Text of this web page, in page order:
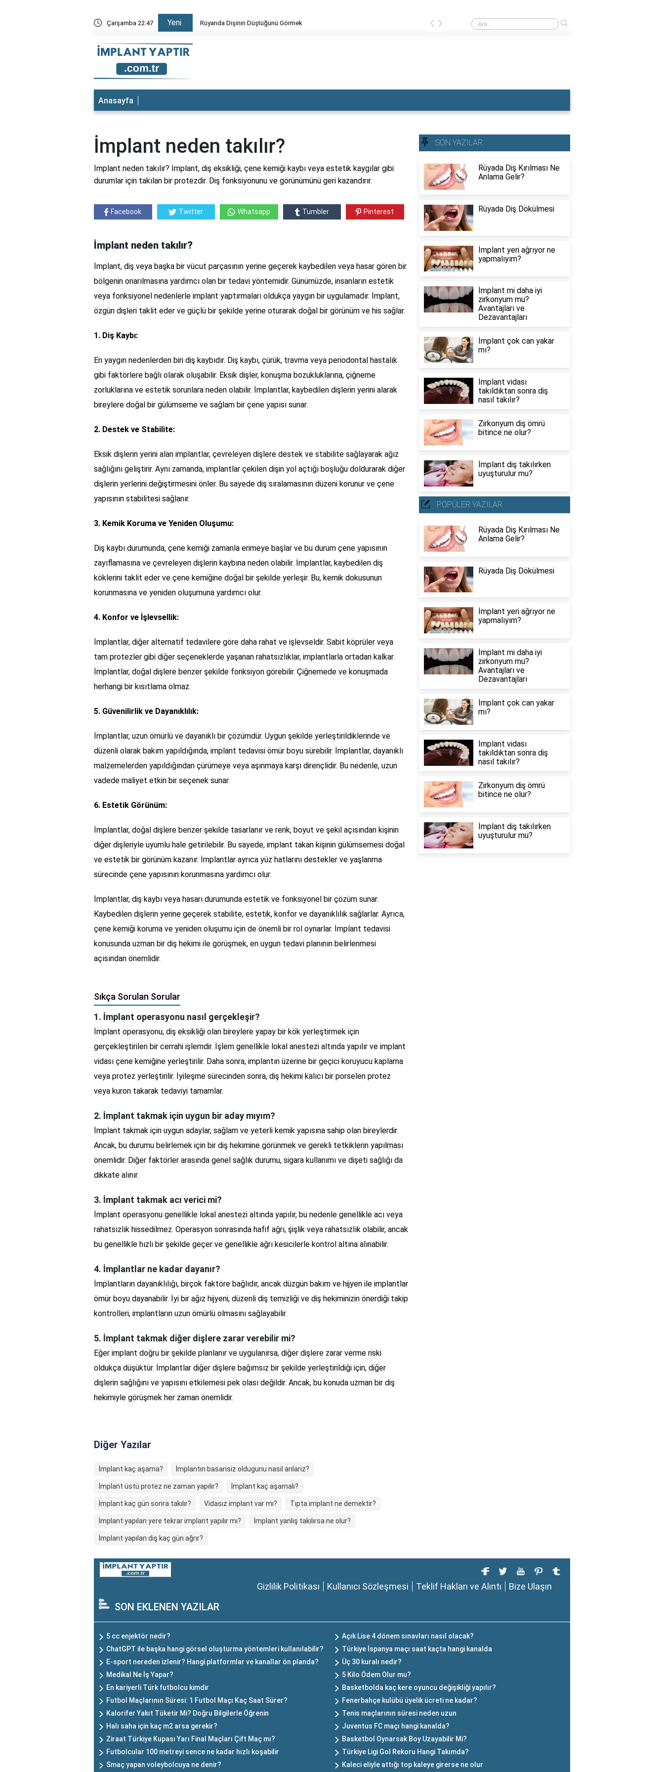
Çarşamba 22:47 Yeni Rüyada Dolgu Dişin Kırılması Rüyada Dişçiye Muayene Olmak
‹ ›
Anasayfa
İmplant neden takılır?
İmplant neden takılır? Implant, diş eksikliği, çene kemiği kaybı veya estetik kaygılar gibi
durumlar için takılan bir protezdir. Diş fonksiyonunu ve görünümünü geri kazandırır.
Facebook Twitter Whatsapp Tumbler Pinterest
İmplant neden takılır?
İmplant, diş veya başka bir vücut parçasının yerine geçerek kaybedilen veya hasar gören bir
bölgenin onarılmasına yardımcı olan bir tedavi yöntemidir. Günümüzde, insanların estetik
veya fonksiyonel nedenlerle implant yaptırmaları oldukça yaygın bir uygulamadır. İmplant,
özgün dişleri taklit eder ve güçlü bir şekilde yerine oturarak doğal bir görünüm ve his sağlar.
1. Diş Kaybı:
En yaygın nedenlerden biri diş kaybıdır. Diş kaybı, çürük, travma veya periodontal hastalık
gibi faktörlere bağlı olarak oluşabilir. Eksik dişler, konuşma bozukluklarına, çiğneme
zorluklarına ve estetik sorunlara neden olabilir. İmplantlar, kaybedilen dişlerin yerini alarak
bireylere doğal bir gülümseme ve sağlam bir çene yapısı sunar.
2. Destek ve Stabilite:
Eksik dişlerin yerini alan implantlar, çevreleyen dişlere destek ve stabilite sağlayarak ağız
sağlığını geliştirir. Aynı zamanda, implantlar çekilen dişin yol açtığı boşluğu doldurarak diğer
dişlerin yerlerini değiştirmesini önler. Bu sayede diş sıralamasının düzeni korunur ve çene
yapısının stabilitesi sağlanır.
3. Kemik Koruma ve Yeniden Oluşumu:
Diş kaybı durumunda, çene kemiği zamanla erimeye başlar ve bu durum çene yapısının
zayıflamasına ve çevreleyen dişlerin kaybına neden olabilir. İmplantlar, kaybedilen diş
köklerini taklit eder ve çene kemiğine doğal bir şekilde yerleşir. Bu, kemik dokusunun
korunmasına ve yeniden oluşumuna yardımcı olur.
4. Konfor ve İşlevsellik:
İmplantlar, diğer alternatif tedavilere göre daha rahat ve işlevseldir. Sabit köprüler veya
tam protezler gibi diğer seçeneklerde yaşanan rahatsızlıklar, implantlarla ortadan kalkar.
İmplantlar, doğal dişlere benzer şekilde fonksiyon görebilir. Çiğnemede ve konuşmada
herhangi bir kısıtlama olmaz.
5. Güvenilirlik ve Dayanıklılık:
İmplantlar, uzun ömürlü ve dayanıklı bir çözümdür. Uygun şekilde yerleştirildiklerinde ve
düzenli olarak bakım yapıldığında, implant tedavisi ömür boyu sürebilir. İmplantlar, dayanıklı
malzemelerden yapıldığından çürümeye veya aşınmaya karşı dirençlidir. Bu nedenle, uzun
vadede maliyet etkin bir seçenek sunar.
6. Estetik Görünüm:
İmplantlar, doğal dişlere benzer şekilde tasarlanır ve renk, boyut ve şekil açısından kişinin
diğer dişleriyle uyumlu hale getirilebilir. Bu sayede, implant takan kişinin gülümsemesi doğal
ve estetik bir görünüm kazanır. İmplantlar ayrıca yüz hatlarını destekler ve yaşlanma
sürecinde çene yapısının korunmasına yardımcı olur.
İmplantlar, diş kaybı veya hasarı durumunda estetik ve fonksiyonel bir çözüm sunar.
Kaybedilen dişlerin yerine geçerek stabilite, estetik, konfor ve dayanıklılık sağlarlar. Ayrıca,
çene kemiği koruma ve yeniden oluşumu için de önemli bir rol oynarlar. İmplant tedavisi
konusunda uzman bir diş hekimi ile görüşmek, en uygun tedavi planının belirlenmesi
açısından önemlidir.
Sıkça Sorulan Sorular
1. İmplant operasyonu nasıl gerçekleşir?
İmplant operasyonu, diş eksikliği olan bireylere yapay bir kök yerleştirmek için
gerçekleştirilen bir cerrahi işlemdir. İşlem genellikle lokal anestezi altında yapılır ve implant
vidası çene kemiğine yerleştirilir. Daha sonra, implantın üzerine bir geçici koruyucu kaplama
veya protez yerleştirilir. İyileşme sürecinden sonra, diş hekimi kalıcı bir porselen protez
veya kuron takarak tedaviyi tamamlar.
2. İmplant takmak için uygun bir aday mıyım?
İmplant takmak için uygun adaylar, sağlam ve yeterli kemik yapısına sahip olan bireylerdir.
Ancak, bu durumu belirlemek için bir diş hekimine görünmek ve gerekli tetkiklerin yapılması
önemlidir. Diğer faktörler arasında genel sağlık durumu, sigara kullanımı ve dişeti sağlığı da
dikkate alınır.
3. İmplant takmak acı verici mi?
İmplant operasyonu genellikle lokal anestezi altında yapılır, bu nedenle genellikle acı veya
rahatsızlık hissedilmez. Operasyon sonrasında hafif ağrı, şişlik veya rahatsızlık olabilir, ancak
bu genellikle hızlı bir şekilde geçer ve genellikle ağrı kesicilerle kontrol altına alınabilir.
4. İmplantlar ne kadar dayanır?
İmplantların dayanıklılığı, birçok faktöre bağlıdır, ancak düzgün bakım ve hijyen ile implantlar
ömür boyu dayanabilir. İyi bir ağız hijyeni, düzenli diş temizliği ve diş hekiminizin önerdiği takip
kontrolleri, implantların uzun ömürlü olmasını sağlayabilir.
5. İmplant takmak diğer dişlere zarar verebilir mi?
Eğer implant doğru bir şekilde planlanır ve uygulanırsa, diğer dişlere zarar verme riski
oldukça düşüktür. İmplantlar diğer dişlere bağımsız bir şekilde yerleştirildiği için, diğer
dişlerin sağlığını ve yapısını etkilemesi pek olası değildir. Ancak, bu konuda uzman bir diş
hekimiyle görüşmek her zaman önemlidir.
Diğer Yazılar
İmplant kaç aşama? İmplantın basarisiz oldugunu nasil anlariz?
İmplant üstü protez ne zaman yapılır? İmplant kaç aşamalı?
İmplant kaç gün sonra takılır? Vidasız implant var mı? Tıpta implant ne demektir?
İmplant yapılan yere tekrar implant yapılır mı? İmplant yanlış takılırsa ne olur?
İmplant yapılan diş kaç gün ağrır?
SON YAZILAR
Rüyada Diş Kırılması Ne
Anlama Gelir?
Rüyada Diş Dökülmesi
İmplant yeri ağrıyor ne
yapmalıyım?
İmplant mi daha iyi
zirkonyum mu?
Avantajları ve
Dezavantajları
İmplant çok can yakar
mı?
İmplant vidası
takıldıktan sonra diş
nasıl takılır?
Zirkonyum diş ömrü
bitince ne olur?
İmplant diş takılırken
uyuşturulur mu?
POPÜLER YAZILAR
Rüyada Diş Kırılması Ne
Anlama Gelir?
Rüyada Diş Dökülmesi
İmplant yeri ağrıyor ne
yapmalıyım?
İmplant mi daha iyi
zirkonyum mu?
Avantajları ve
Dezavantajları
İmplant çok can yakar
mı?
İmplant vidası
takıldıktan sonra diş
nasıl takılır?
Zirkonyum diş ömrü
bitince ne olur?
İmplant diş takılırken
uyuşturulur mu?
Gizlilik Politikası Kullanıcı Sözleşmesi Teklif Hakları ve Alıntı Bize Ulaşın
SON EKLENEN YAZILAR
5 cc enjektör nedir?
Açık Lise 4 dönem sınavları nasıl olacak?
ChatGPT ile başka hangi görsel oluşturma yöntemleri kullanılabilir?
Türkiye İspanya maçı saat kaçta hangi kanalda
E-sport nereden izlenir? Hangi platformlar ve kanallar ön planda?
Üç 30 kuralı nedir?
Medikal Ne İş Yapar?
5 Kilo Ödem Olur mu?
En kariyerli Türk futbolcu kimdir
Basketbolda kaç kere oyuncu değişikliği yapılır?
Futbol Maçlarının Süresi: 1 Futbol Maçı Kaç Saat Sürer?
Fenerbahçe kulübü üyelik ücreti ne kadar?
Kalorifer Yakıt Tüketir Mi? Doğru Bilgilerle Öğrenin
Tenis maçlarının süresi neden uzun
Halı saha için kaç m2 arsa gerekir?
Juventus FC maçı hangi kanalda?
Ziraat Türkiye Kupası Yarı Final Maçları Çift Maç mı?
Basketbol Oynarsak Boy Uzayabilir Mi?
Futbolcular 100 metreyi sence ne kadar hızlı koşabilir
Türkiye Ligi Gol Rekoru Hangi Takımda?
Smaç yapan voleybolcuya ne denir?
Kaleci eliyle attığı top kaleye girerse ne olur